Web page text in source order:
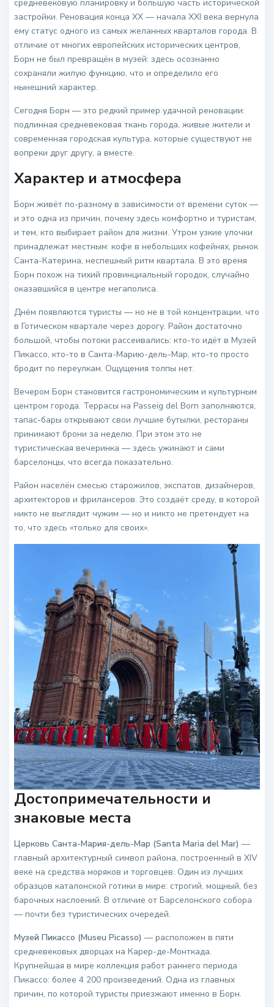
средневековую планировку и большую часть исторической
застройки. Реновация конца XX — начала XXI века вернула
ему статус одного из самых желанных кварталов города. В
отличие от многих европейских исторических центров,
Борн не был превращён в музей: здесь осознанно
сохраняли жилую функцию, что и определило его
нынешний характер.
Сегодня Борн — это редкий пример удачной реновации:
подлинная средневековая ткань города, живые жители и
современная городская культура, которые существуют не
вопреки друг другу, а вместе.
Характер и атмосфера
Борн живёт по-разному в зависимости от времени суток —
и это одна из причин, почему здесь комфортно и туристам,
и тем, кто выбирает район для жизни. Утром узкие улочки
принадлежат местным: кофе в небольших кофейнях, рынок
Санта-Катерина, неспешный ритм квартала. В это время
Борн похож на тихий провинциальный городок, случайно
оказавшийся в центре мегаполиса.
Днём появляются туристы — но не в той концентрации, что
в Готическом квартале через дорогу. Район достаточно
большой, чтобы потоки рассеивались: кто-то идёт в Музей
Пикассо, кто-то в Санта-Марию-дель-Мар, кто-то просто
бродит по переулкам. Ощущения толпы нет.
Вечером Борн становится гастрономическим и культурным
центром города. Террасы на Passeig del Born заполняются,
тапас-бары открывают свои лучшие бутылки, рестораны
принимают брони за неделю. При этом это не
туристическая вечеринка — здесь ужинают и сами
барселонцы, что всегда показательно.
Район населён смесью старожилов, экспатов, дизайнеров,
архитекторов и фрилансеров. Это создаёт среду, в которой
никто не выглядит чужим — но и никто не претендует на
то, что здесь «только для своих».
Достопримечательности и
знаковые места
Церковь Санта-Мария-дель-Мар (Santa Maria del Mar) —
главный архитектурный символ района, построенный в XIV
веке на средства моряков и торговцев. Один из лучших
образцов каталонской готики в мире: строгий, мощный, без
барочных наслоений. В отличие от Барселонского собора
— почти без туристических очередей.
Музей Пикассо (Museu Picasso) — расположен в пяти
средневековых дворцах на Карер-де-Монткада.
Крупнейшая в мире коллекция работ раннего периода
Пикассо: более 4 200 произведений. Одна из главных
причин, по которой туристы приезжают именно в Борн.